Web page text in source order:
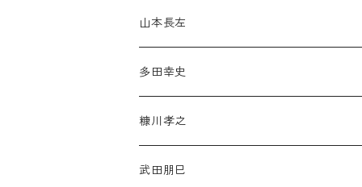
山本長左
多田幸史
糠川孝之
武田朋巳